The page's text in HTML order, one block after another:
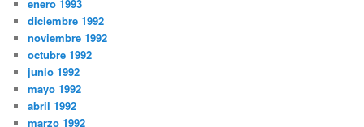
enero 1993
diciembre 1992
noviembre 1992
octubre 1992
junio 1992
mayo 1992
abril 1992
marzo 1992